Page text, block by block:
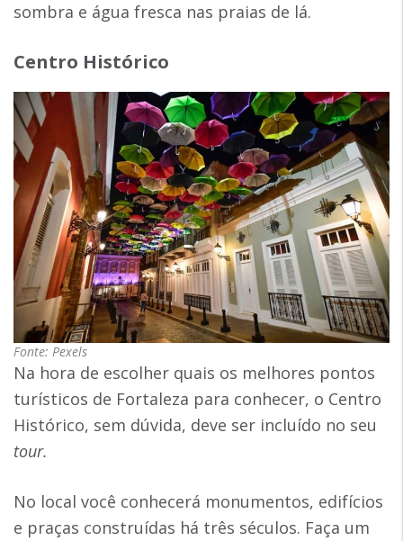
sombra e água fresca nas praias de lá.
Centro Histórico
Fonte: Pexels
Na hora de escolher quais os melhores pontos
turísticos de Fortaleza para conhecer, o Centro
Histórico, sem dúvida, deve ser incluído no seu
tour.
No local você conhecerá monumentos, edifícios
e praças construídas há três séculos. Faça um